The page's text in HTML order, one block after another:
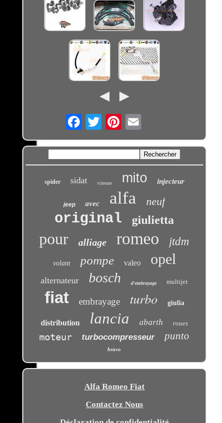
Email
spider sidat vitesse mito injecteur
jeep avec alfa neuf
original giulietta
pour alliage romeo jtdm
volant pompe valeo opel
alternateur bosch d'embrayage multijet
fiat embrayage turbo giulia
distribution lancia abarth roues
moteur turbocompresseur punto
bravo
Alfa Romeo Fiat
Contactez Nous